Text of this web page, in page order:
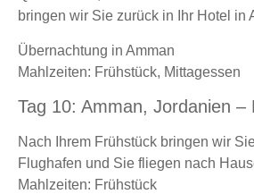
bringen wir Sie zurück in Ihr Hotel in
Übernachtung in Amman
Mahlzeiten: Frühstück, Mittagessen
Tag 10: Amman, Jordanien –
Nach Ihrem Frühstück bringen wir
Flughafen und Sie fliegen nach
Mahlzeiten: Frühstück